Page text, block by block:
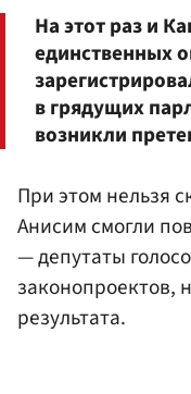
На этот раз и
единственных
в грядущих
возникли
При этом нельзя
Анисим смогли
— депутаты
законопроектов,
результата.